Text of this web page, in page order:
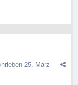
25. März